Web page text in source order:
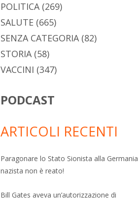
POLITICA(269)
SALUTE (665)
SENZA CATEGORIA(82)
STORIA(58)
VACCINI (347)
PODCAST
ARTICOLI RECENTI
Paragonare lo Stato Sionista alla Germania
nazista non è reato!
Bill Gates aveva un’autorizzazione di